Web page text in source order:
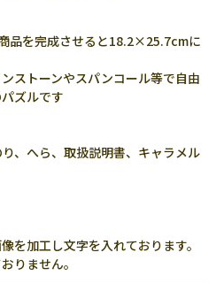
品を完成させると18.2×25.7cmに
ストーンやスパンコール等で自由
ズルです
、へら、取扱説明書、キャラメル
を加工し文字を入れております。
りません。